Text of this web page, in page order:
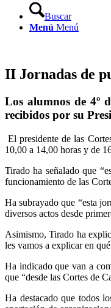
Buscar
Menú Menú
II Jornadas de
Los alumnos de 4º
recibidos por su
El presidente de las
10,00 a 14,00 horas y de
Tirado ha señalado que
funcionamiento de las
Ha subrayado que “esta
diversos actos desde
Asimismo, Tirado ha
les vamos a explicar en
Ha indicado que van a
que “desde las Cortes de
Ha destacado que todos